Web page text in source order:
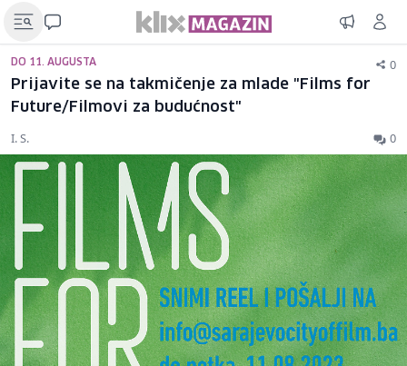
DO 11. AUGUSTA 0
Prijavite se na takmičenje za mlade "Films for
Future/Filmovi za budućnost"
I. S. 0